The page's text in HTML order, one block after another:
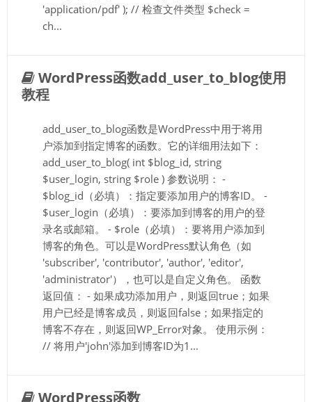
'application/pdf' ); // 检查文件类型 $check =
ch...
WordPress函数add_user_to_blog使用
教程
add_user_to_blog函数是WordPress中用于将用
户添加到指定博客的函数。它的详细用法如下：
add_user_to_blog( int $blog_id, string
$user_login, string $role ) 参数说明： -
$blog_id（必填）：指定要添加用户的博客ID。 -
$user_login（必填）：要添加到博客的用户的登
录名或邮箱。 - $role（必填）：要将用户添加到
博客的角色。可以是WordPress默认角色（如
'subscriber', 'contributor', 'author', 'editor',
'administrator'），也可以是自定义角色。 函数
返回值： - 如果成功添加用户，则返回true；如果
用户已经是博客成员，则返回false；如果指定的
博客不存在，则返回WP_Error对象。 使用示例：
// 将用户'john'添加到博客ID为1...
WordPress函数